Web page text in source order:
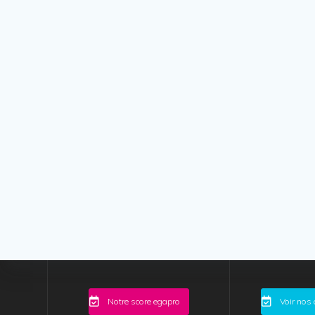
Notre score egapro Voir nos